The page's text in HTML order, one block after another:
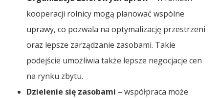
kooperacji rolnicy mogą planować wspólne
uprawy, co pozwala na optymalizację przestrzeni
oraz lepsze zarządzanie zasobami. Takie
podejście umożliwia także lepsze negocjacje cen
na rynku zbytu.
Dzielenie się zasobami – współpraca może